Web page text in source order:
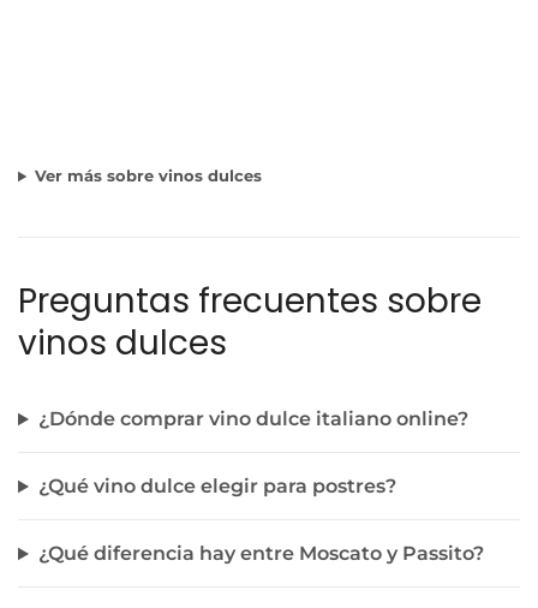
Ver más sobre vinos dulces
Preguntas frecuentes sobre
vinos dulces
¿Dónde comprar vino dulce italiano online?
¿Qué vino dulce elegir para postres?
¿Qué diferencia hay entre Moscato y Passito?